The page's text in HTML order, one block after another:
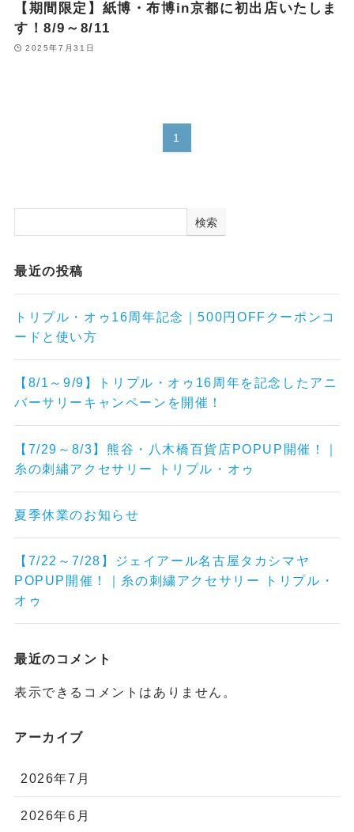
【期間限定】紙博・布博in京都に初出店いたしま
す！8/9～8/11
2025年7月31日
1
検索
最近の投稿
トリプル・オゥ16周年記念｜500円OFFクーポンコ
ードと使い方
【8/1～9/9】トリプル・オゥ16周年を記念したアニ
バーサリーキャンペーンを開催！
【7/29～8/3】熊谷・八木橋百貨店POPUP開催！｜
糸の刺繍アクセサリー トリプル・オゥ
夏季休業のお知らせ
【7/22～7/28】ジェイアール名古屋タカシマヤ
POPUP開催！｜糸の刺繍アクセサリー トリプル・
オゥ
最近のコメント
表示できるコメントはありません。
アーカイブ
2026年7月
2026年6月